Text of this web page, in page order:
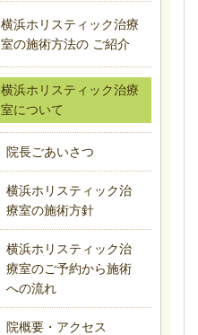
横浜ホリスティック治療
室の施術方法の ご紹介
横浜ホリスティック治療
室について
院長ごあいさつ
横浜ホリスティック治
療室の施術方針
横浜ホリスティック治
療室のご予約から施術
への流れ
院概要・アクセス